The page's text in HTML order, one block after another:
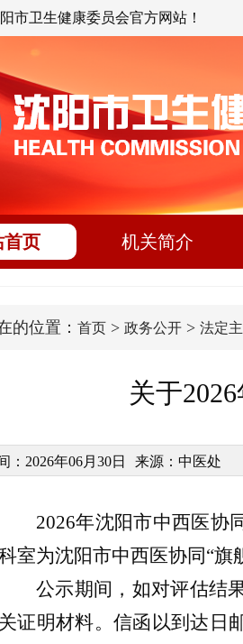
市卫生健康委员会官方网站！
首页 机关简介
的位置： 首页 > 政务公开 > 法定
关于
：2026年06月30日 来源：中医处
2026年沈阳市中西医协
室为沈阳市中西医协同“旗
公示期间，如对评估结
关证明材料。信函以到达日